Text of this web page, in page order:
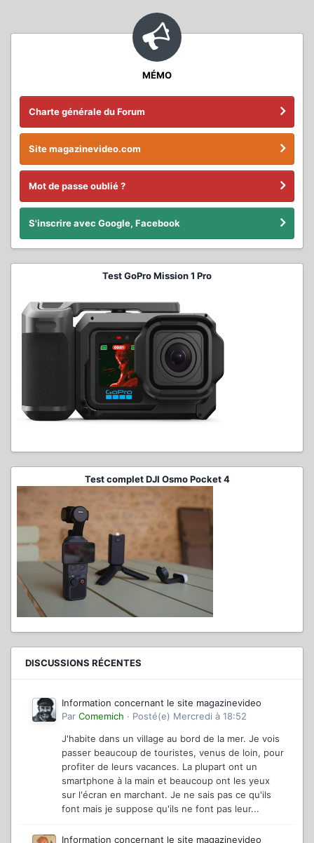
MÉMO
Charte générale du Forum
Site magazinevideo.com
Mot de passe oublié ?
S'inscrire avec Google, Facebook
Test GoPro Mission 1 Pro
Test complet DJI Osmo Pocket 4
DISCUSSIONS RÉCENTES
Information concernant le site magazinevideo
Par Comemich · Posté(e) Mercredi à 18:52
J'habite dans un village au bord de la mer. Je vois
passer beaucoup de touristes, venus de loin, pour
profiter de leurs vacances. La plupart ont un
smartphone à la main et beaucoup ont les yeux
sur l'écran en marchant. Je ne sais pas ce qu'ils
font mais je suppose qu'ils ne font pas leur...
Information concernant le site magazinevideo